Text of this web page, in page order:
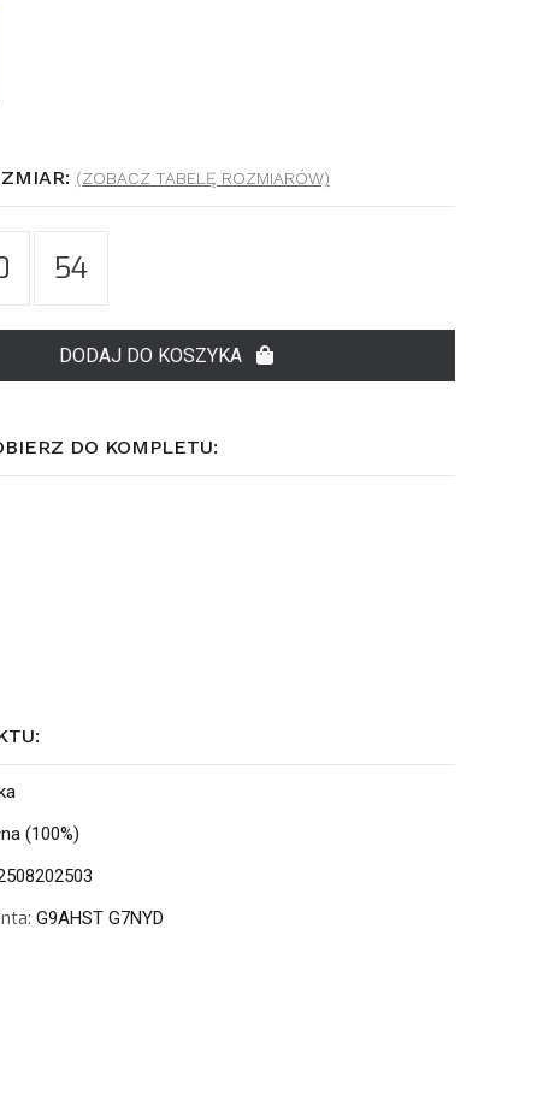
(ZOBACZ TABELĘ ROZMIARÓW)
54
DODAJ DO KOSZYKA
DO KOMPLETU:
(100%)
G9AHST G7NYD